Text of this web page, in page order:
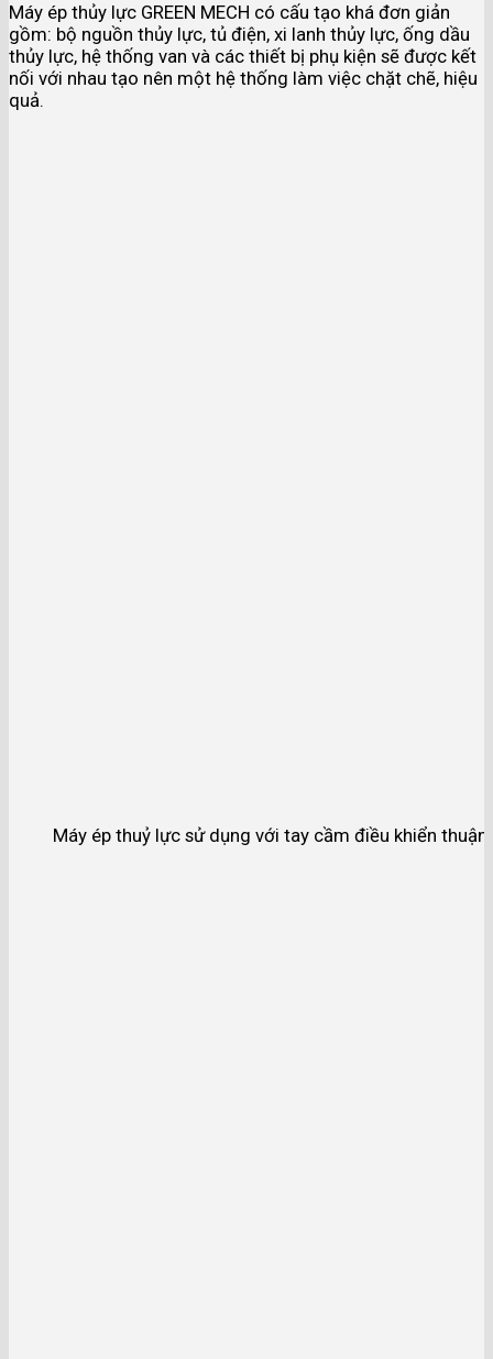
Máy ép thủy lực GREEN MECH có cấu tạo khá đơn giản
gồm: bộ nguồn thủy lực, tủ điện, xi lanh thủy lực, ống dầu
thủy lực, hệ thống van và các thiết bị phụ kiện sẽ được kết
nối với nhau tạo nên một hệ thống làm việc chặt chẽ, hiệu
quả.
Máy ép thuỷ lực sử dụng với tay cầm điều khiển thuận